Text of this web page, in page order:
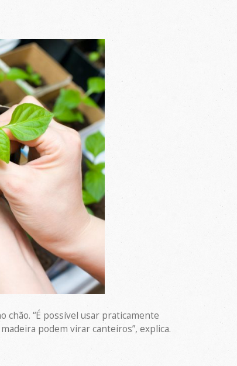
“É possível usar praticamente
podem virar canteiros”, explica.